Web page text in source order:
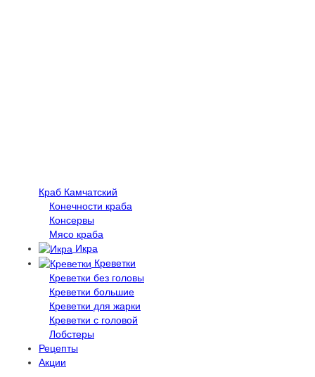
Краб Камчатский
Конечности краба
Консервы
Мясо краба
Икра
Креветки
Креветки без головы
Креветки большие
Креветки для жарки
Креветки с головой
Лобстеры
Рецепты
Акции